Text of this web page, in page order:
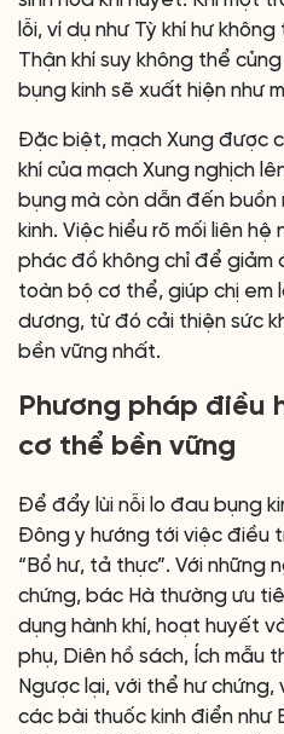
lỗi, ví dụ như Tỳ khí hư
Thận khí suy không thể
bụng kinh sẽ xuất hiện như
Đặc biệt, mạch Xung được
khí của mạch Xung nghịch
bụng mà còn dẫn đến
kinh. Việc hiểu rõ mối liên
phác đồ không chỉ để giảm
toàn bộ cơ thể, giúp chị em
dương, từ đó cải thiện sức
bền vững nhất.
Phương pháp điều
cơ thể bền vững
Để đẩy lùi nỗi lo đau bụng
Đông y hướng tới việc điều
“Bổ hư, tả thực”. Với những
chứng, bác Hà thường ưu
dụng hành khí, hoạt huyết
phụ, Diên hồ sách, Ích mẫu
Ngược lại, với thể hư
các bài thuốc kinh điển